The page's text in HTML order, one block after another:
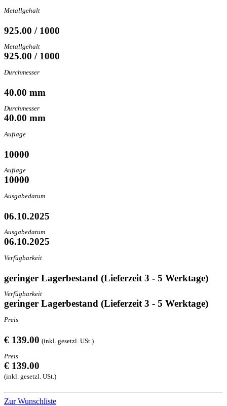
Metallgehalt
925.00 / 1000
Metallgehalt
925.00 / 1000
Durchmesser
40.00 mm
Durchmesser
40.00 mm
Auflage
10000
Auflage
10000
Ausgabedatum
06.10.2025
Ausgabedatum
06.10.2025
Verfügbarkeit
geringer Lagerbestand (Lieferzeit 3 - 5 Werktage)
Verfügbarkeit
geringer Lagerbestand (Lieferzeit 3 - 5 Werktage)
Preis
€ 139.00 (inkl. gesetzl. USt.)
Preis
€ 139.00
(inkl. gesetzl. USt.)
Zur Wunschliste